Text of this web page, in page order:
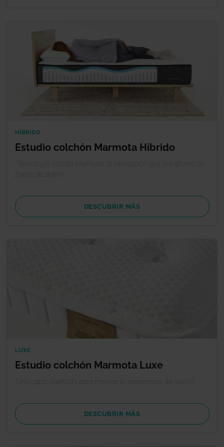
HÍBRIDO
Estudio colchón Marmota Híbrido
DESCUBRIR MÁS
LUXE
Estudio colchón Marmota Luxe
DESCUBRIR MÁS